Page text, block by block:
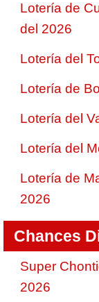
Lotería de
del 2026
Lotería del
Lotería de
Lotería del
Lotería del
Lotería de
2026
Chances
Super
2026